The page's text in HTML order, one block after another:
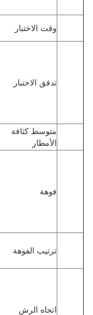
وقت الاختبار
تدفق الاختبار
متوسط ​​كثافة
الأمطار
فوهة
ترتيب الفوهة
اتجاه الرش